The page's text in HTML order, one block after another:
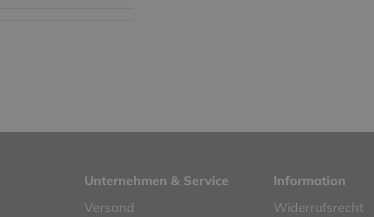
Unternehmen & Service
Versand
Information
Widerrufsrecht